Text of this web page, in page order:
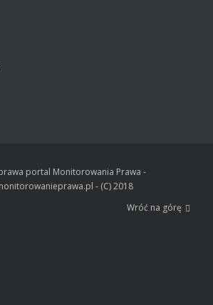
portal Monitorowania Prawa -
- (C) 2018
Wróć na górę